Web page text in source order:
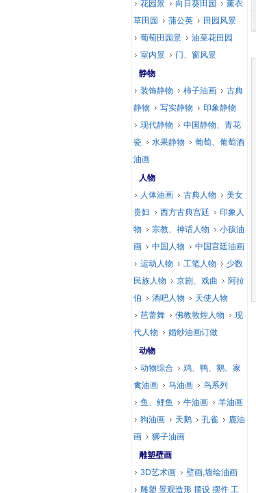
花园景
向日葵田园
薰衣
草田园
蒲公英
田园风景
葡萄田园景
油菜花田园
室内景
门、窗风景
静物
装饰静物
柿子油画
古典
静物
写实静物
印象静物
现代静物
中国静物、青花
瓷
水果静物
葡萄、葡萄酒
油画
人物
人体油画
古典人物
美女
贵妇
西方古典宫廷
印象人
物
宗教、神话人物
小孩油
画
中国人物
中国宫廷油画
运动人物
工笔人物
少数
民族人物
京剧、戏曲
阿拉
伯
酒吧人物
天使人物
芭蕾舞
佛教敦煌人物
现
代人物
婚纱油画订做
动物
动物综合
鸡、鸭、鹅、家
禽油画
马油画
鸟系列
鱼、鲤鱼
牛油画
羊油画
狗油画
天鹅 孔雀
鹿油
画
狮子油画
雕塑壁画
3D艺术画
壁画,墙绘油画
雕塑 景观造形 摆设 摆件 工